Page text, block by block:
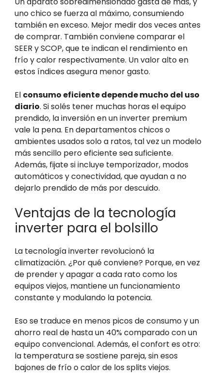
uno chico se fuerza al máximo, consumiendo
también en exceso. Mejor medir dos veces antes
de comprar. También conviene comparar el
SEER y SCOP, que te indican el rendimiento en
frío y calor respectivamente. Un valor alto en
estos índices asegura menor gasto.
El consumo eficiente depende mucho del uso
diario. Si solés tener muchas horas el equipo
prendido, la inversión en un inverter premium
vale la pena. En departamentos chicos o
ambientes usados solo a ratos, tal vez un modelo
más sencillo pero eficiente sea suficiente.
Además, fijate si incluye temporizador, modos
automáticos y conectividad, que ayudan a no
dejarlo prendido de más por descuido.
Ventajas de la tecnología
inverter para el bolsillo
La tecnología inverter revolucionó la
climatización. ¿Por qué conviene? Porque, en vez
de prender y apagar a cada rato como los
equipos viejos, mantiene un funcionamiento
constante y modulando la potencia.
Eso se traduce en menos picos de consumo y un
ahorro real de hasta un 40% comparado con un
equipo convencional. Además, el confort es otro:
la temperatura se sostiene pareja, sin esos
bajones de frío o calor de los splits viejos.